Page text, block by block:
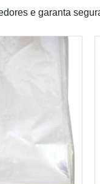
e garanta